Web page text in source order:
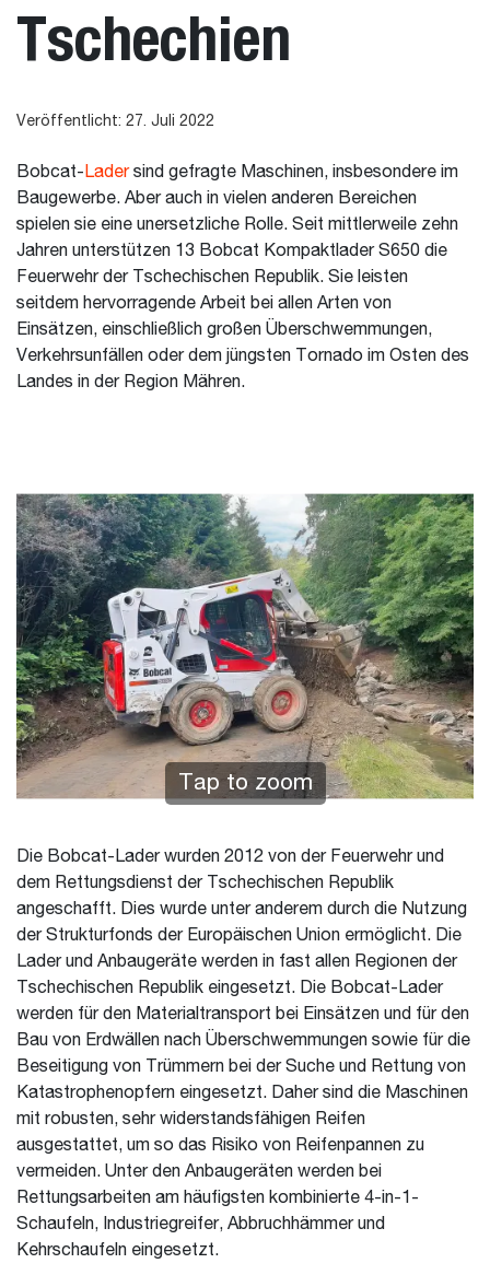
Tschechien
Veröffentlicht: 27. Juli 2022
Bobcat- Ladersind gefragte Maschinen, insbesondere im
Baugewerbe. Aber auch in vielen anderen Bereichen
spielen sie eine unersetzliche Rolle. Seit mittlerweile zehn
Jahren unterstützen 13 Bobcat Kompaktlader S650 die
Feuerwehr der Tschechischen Republik. Sie leisten
seitdem hervorragende Arbeit bei allen Arten von
Einsätzen, einschließlich großen Überschwemmungen,
Verkehrsunfällen oder dem jüngsten Tornado im Osten des
Landes in der Region Mähren.
Tap to zoom
Die Bobcat-Lader wurden 2012 von der Feuerwehr und
dem Rettungsdienst der Tschechischen Republik
angeschafft. Dies wurde unter anderem durch die Nutzung
der Strukturfonds der Europäischen Union ermöglicht. Die
Lader und Anbaugeräte werden in fast allen Regionen der
Tschechischen Republik eingesetzt. Die Bobcat-Lader
werden für den Materialtransport bei Einsätzen und für den
Bau von Erdwällen nach Überschwemmungen sowie für die
Beseitigung von Trümmern bei der Suche und Rettung von
Katastrophenopfern eingesetzt. Daher sind die Maschinen
mit robusten, sehr widerstandsfähigen Reifen
ausgestattet, um so das Risiko von Reifenpannen zu
vermeiden. Unter den Anbaugeräten werden bei
Rettungsarbeiten am häufigsten kombinierte 4-in-1-
Schaufeln, Industriegreifer, Abbruchhämmer und
Kehrschaufeln eingesetzt.